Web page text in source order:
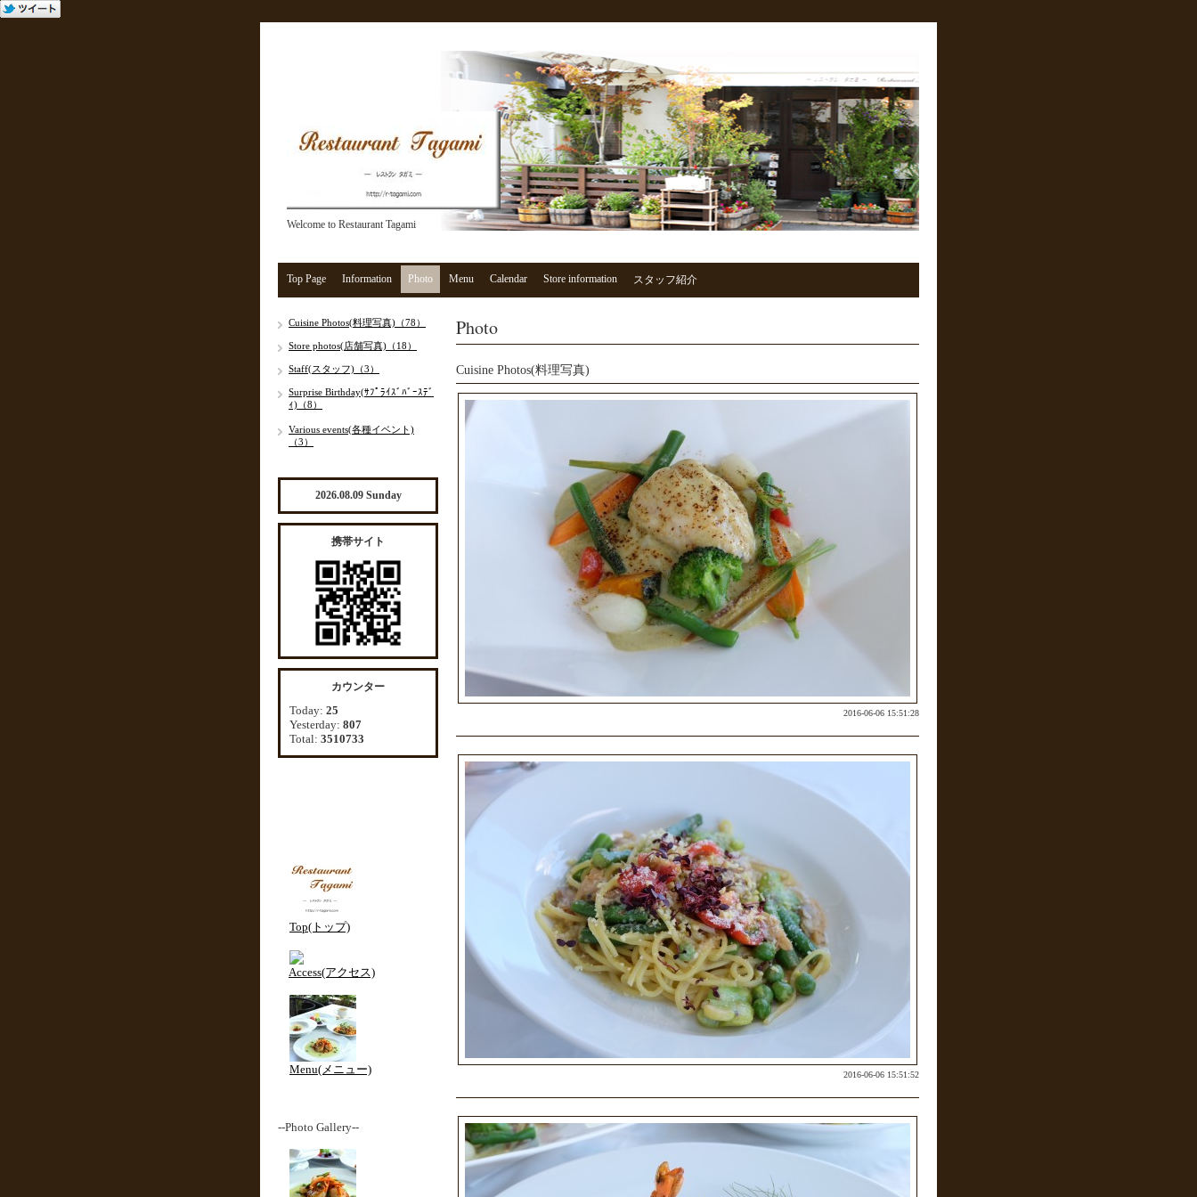
Welcome to Restaurant Tagami
Top Page Information Photo Menu Calendar Store information スタッフ紹介
Photo
Cuisine Photos(料理写真)
2016-06-06 15:51:28
2016-06-06 15:51:52
Cuisine Photos(料理写真)（78）
Store photos(店舗写真)（18）
Staff(スタッフ)（3）
Surprise Birthday(ｻﾌﾟﾗｲｽﾞﾊﾞｰｽﾃﾞ
ｨ)（8）
Various events(各種イベント)
（3）
2026.08.09 Sunday
携帯サイト
カウンター
Today: 25
Yesterday: 807
Total: 3510733
Top(トップ)
Access(アクセス)
Menu(メニュー)
--Photo Gallery--